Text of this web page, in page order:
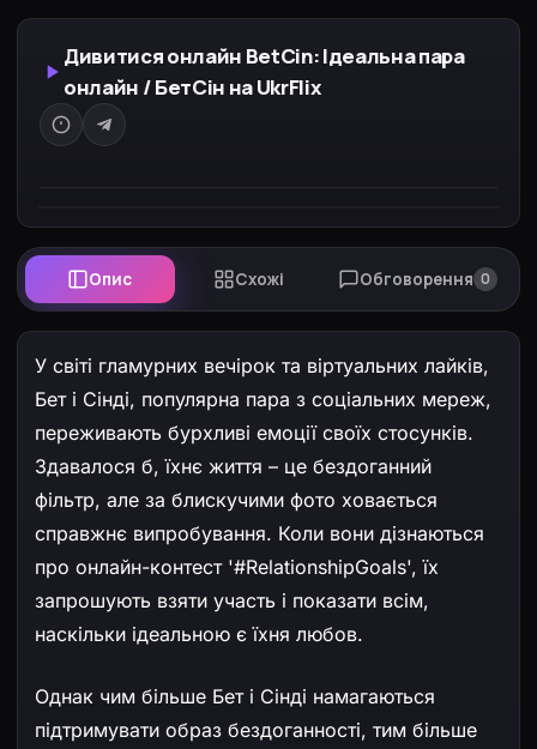
оком лайків, репостів і коментарів. Чи
витримають вони взаємні дивацтва й тиск
публічності, і який хаос принесе змагання?
Дивитися онлайн BetCin: Ідеальна пара
онлайн / БетСін на UkrFlix
Натисніть на джерело вище, щоб почати
перегляд
Опис Схожі Обговорення 0
У світі гламурних вечірок та віртуальних лайків,
Бет і Сінді, популярна пара з соціальних мереж,
переживають бурхливі емоції своїх стосунків.
Здавалося б, їхнє життя – це бездоганний
фільтр, але за блискучими фото ховається
справжнє випробування. Коли вони дізнаються
про онлайн-контест '#RelationshipGoals', їх
запрошують взяти участь і показати всім,
наскільки ідеальною є їхня любов.
Однак чим більше Бет і Сінді намагаються
підтримувати образ бездоганності, тим більше